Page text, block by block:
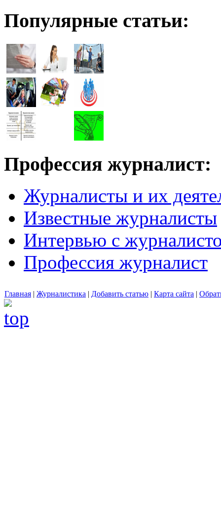
Популярные статьи:
Профессия журналист:
Журналисты и их
Известные журналисты
Интервью с
Профессия журналист
Главная | Журналистика | Добавить статью | Карта сайта |